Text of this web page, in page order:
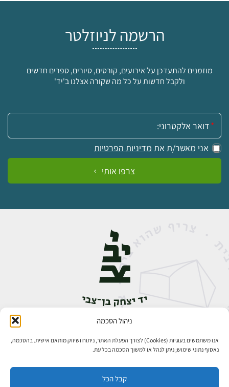
ניהול הסכמה
אנו משתמשים בעוגיות (Cookies) לצורך הפעלת האתר, ניתוח ושיווק מותאם אישית. בהסכמה,
נאסוף נתוני שימוש; ניתן לנהל או למשוך הסכמה בכל עת.
קבל הכל
הרשמה לניוזלטר
מוזמנים להתעדכן על אירועים, קורסים, סיורים, ספרים חדשים
ולקבל חדשות על כל מה שקורה אצלנו ב'יד'
אימייל:
אני מאשר/ת את מדיניות הפרטיות
צרפו אותי
אבן גבירול 14, רחביה, ירושלים